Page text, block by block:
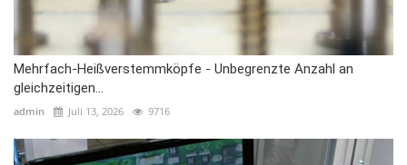
Mehrfach-Heißverstemmköpfe - Unbegrenzte Anzahl an
gleichzeitigen...
admin Juli 13, 2026 9716